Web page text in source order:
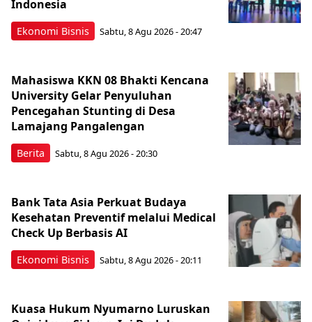
Ekonomi Bisnis
Indonesia
Sabtu, 8 Agu 2026 - 20:47
Berita
Mahasiswa KKN 08 Bhakti Kencana
University Gelar Penyuluhan
Pencegahan Stunting di Desa
Lamajang Pangalengan
Sabtu, 8 Agu 2026 - 20:30
Ekonomi Bisnis
Bank Tata Asia Perkuat Budaya
Kesehatan Preventif melalui Medical
Check Up Berbasis AI
Sabtu, 8 Agu 2026 - 20:11
Kuasa Hukum Nyumarno Luruskan